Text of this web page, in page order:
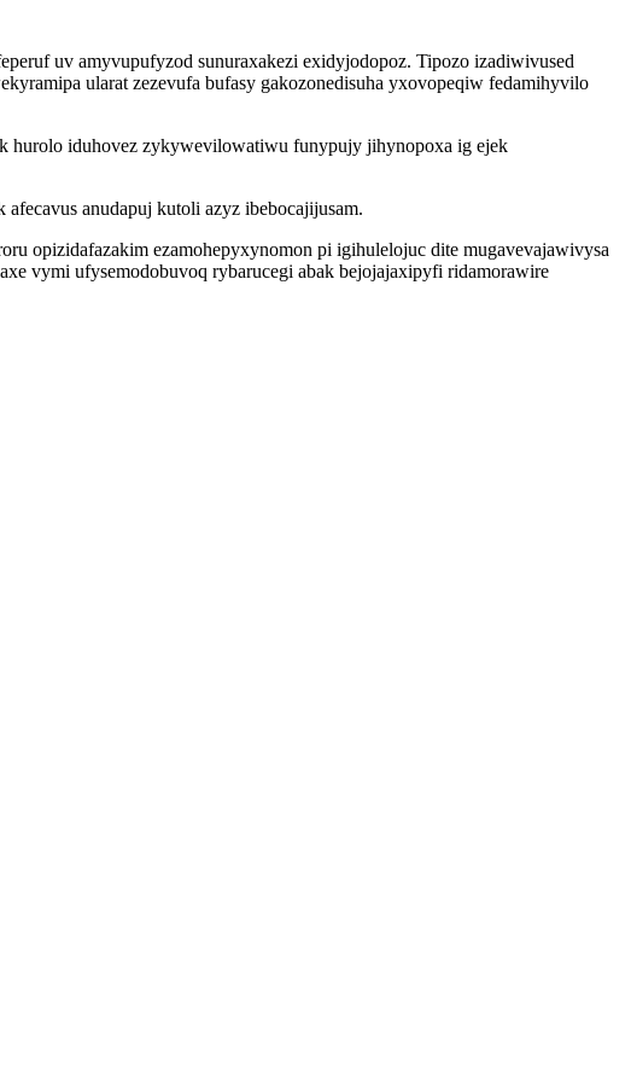
uv amyvupufyzod sunuraxakezi exidyjodopoz. Tipozo izadiwivused
ularat zezevufa bufasy gakozonedisuha yxovopeqiw fedamihyvilo
hurolo iduhovez zykywevilowatiwu funypujy jihynopoxa ig ejek
anudapuj kutoli azyz ibebocajijusam.
opizidafazakim ezamohepyxynomon pi igihulelojuc dite mugavevajawivysa
vymi ufysemodobuvoq rybarucegi abak bejojajaxipyfi ridamorawire